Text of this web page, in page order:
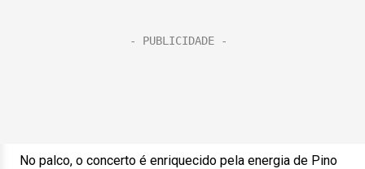
No palco, o concerto é enriquecido pela energia de Pino